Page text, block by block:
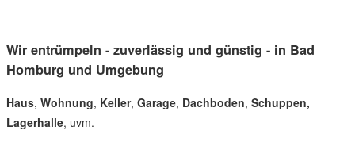
Wir entrümpeln - zuverlässig und günstig - in Bad
Homburg und Umgebung
Haus, Wohnung, Keller, Garage, Dachboden, Schuppen,
Lagerhalle, uvm.